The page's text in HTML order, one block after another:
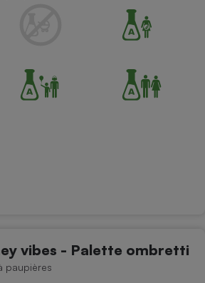
vibes - Palette ombretti
paupières